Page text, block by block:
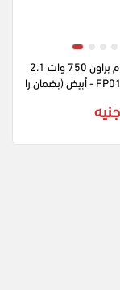
لتر FP0132WH - أبيض (بضمان را